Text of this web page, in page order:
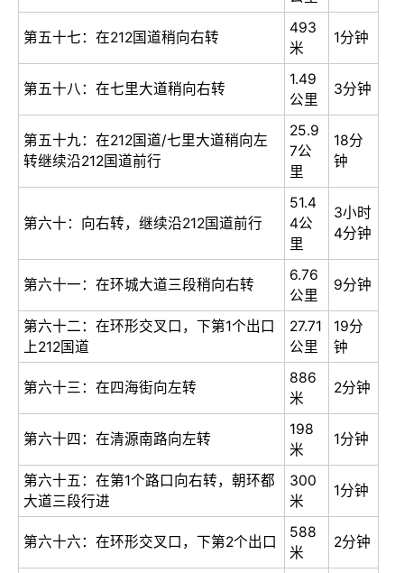
第五十七：在212国道稍向右转
493
米
1分钟
第五十八：在七里大道稍向右转
1.49
公里
3分钟
第五十九：在212国道/七里大道稍向左
转继续沿212国道前行
25.9
7公
里
18分
钟
第六十：向右转，继续沿212国道前行
51.4
4公
里
3小时
4分钟
第六十一：在环城大道三段稍向右转
6.76
公里
9分钟
第六十二：在环形交叉口，下第1个出口
上212国道
27.71
公里
19分
钟
第六十三：在四海街向左转
886
米
2分钟
第六十四：在清源南路向左转
198
米
1分钟
第六十五：在第1个路口向右转，朝环都
大道三段行进
300
米
1分钟
第六十六：在环形交叉口，下第2个出口
588
米
2分钟